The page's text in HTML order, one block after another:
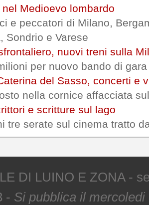
Medioevo lombardo
e peccatori di Milano,
Sondrio e Varese
nuovi treni sulla
per nuovo bando di gara
del Sasso, concerti e
nella cornice affacciata
e scritture sul lago
tre serate sul cinema tratto
DI LUINO E ZONA -
- Si pubblica il mercoledi